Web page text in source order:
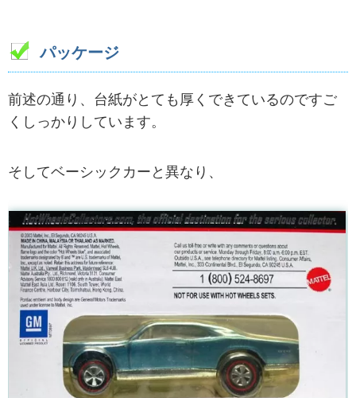
パッケージ
前述の通り、台紙がとても厚くできているのですご
くしっかりしています。
そしてベーシックカーと異なり、